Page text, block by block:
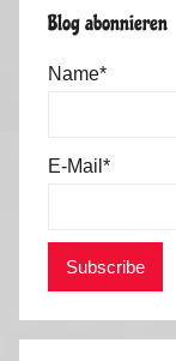
g
2
4
Blog abonnieren
Name*
E-Mail*